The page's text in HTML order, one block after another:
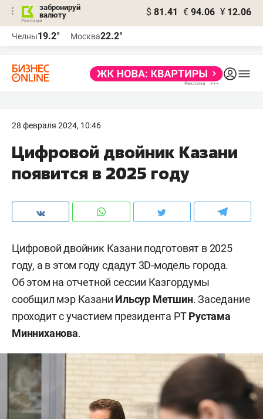
забронируй
валюту
$ 81.41 € 94.06 ¥ 12.06
Челны19.2° Москва22.2°
28 февраля 2024, 10:46
Цифровой двойник Казани
появится в 2025 году
Цифровой двойник Казани подготовят в 2025
году, а в этом году сдадут 3D-модель города.
Об этом на отчетной сессии Казгордумы
сообщил мэр Казани Ильсур Метшин. Заседание
проходит с участием президента РТРустама
Минниханова.